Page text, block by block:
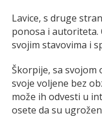
Lavice, s druge
ponosa i autoriteta.
svojim stavovima i
Škorpije, sa
svoje voljene bez
može ih odvesti u
osete da su